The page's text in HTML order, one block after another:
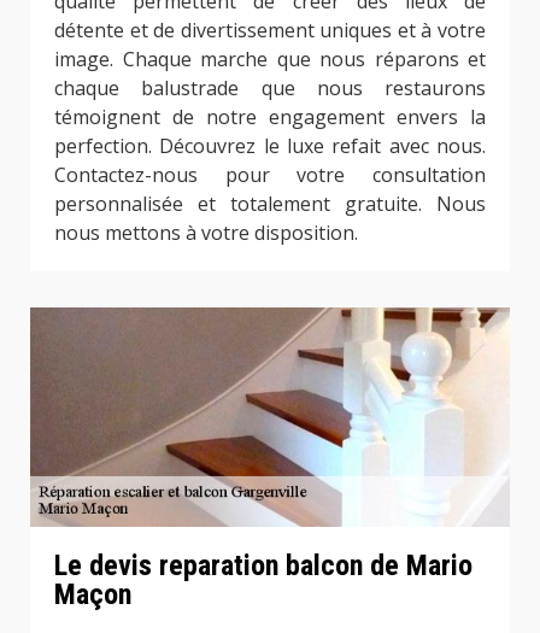
détente et de divertissement uniques et à votre
image. Chaque marche que nous réparons et
chaque balustrade que nous restaurons
témoignent de notre engagement envers la
perfection. Découvrez le luxe refait avec nous.
Contactez-nous pour votre consultation
personnalisée et totalement gratuite. Nous
nous mettons à votre disposition.
Le devis reparation balcon de Mario
Maçon